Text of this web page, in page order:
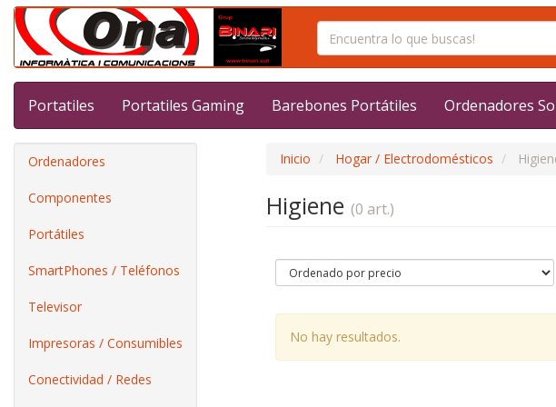
Portatiles Portatiles Gaming Barebones Portátiles Ordenadores
Ordenadores
Componentes
Portátiles
SmartPhones / Teléfonos
Televisor
Impresoras / Consumibles
Conectividad / Redes
Inicio Hogar / Electrodomésticos
Higiene (0 art.)
No hay resultados.